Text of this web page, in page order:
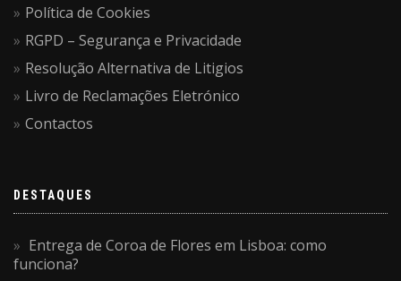
Política de Cookies
RGPD – Segurança e Privacidade
Resolução Alternativa de Litigios
Livro de Reclamações Eletrónico
Contactos
DESTAQUES
Entrega de Coroa de Flores em Lisboa: como
funciona?